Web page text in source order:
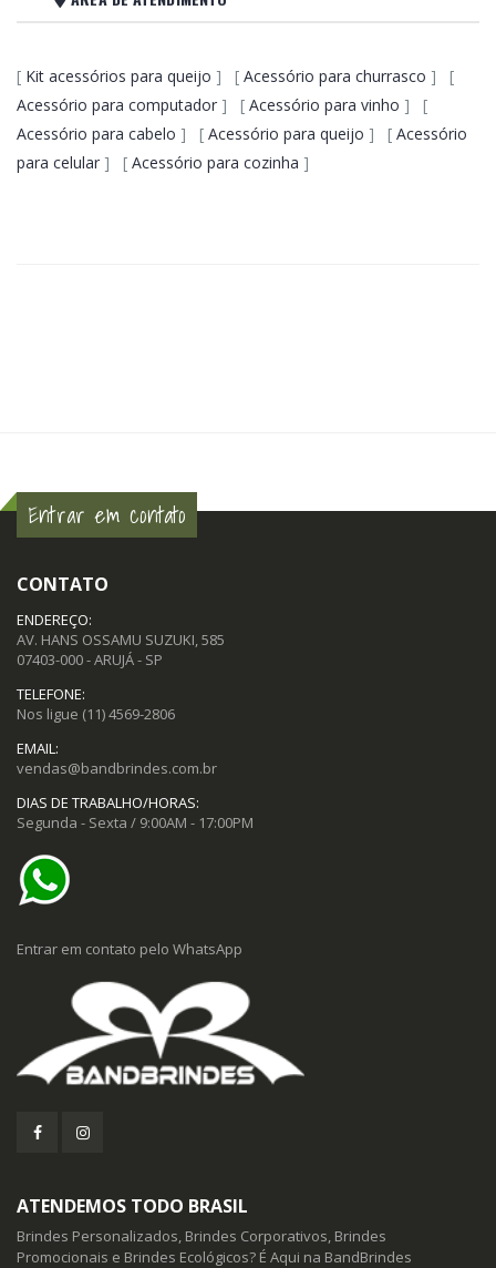
[ Kit acessórios para queijo ] [ Acessório para churrasco ] [
Acessório para computador ] [ Acessório para vinho ] [
Acessório para cabelo ] [ Acessório para queijo ] [ Acessório
para celular ] [ Acessório para cozinha ]
Entrar em contato
CONTATO
ENDEREÇO:
AV. HANS OSSAMU SUZUKI, 585
07403-000 - ARUJÁ - SP
TELEFONE:
Nos ligue (11) 4569-2806
EMAIL:
vendas@bandbrindes.com.br
DIAS DE TRABALHO/HORAS:
Segunda - Sexta / 9:00AM - 17:00PM
Entrar em contato pelo WhatsApp
ATENDEMOS TODO BRASIL
Brindes Personalizados, Brindes Corporativos, Brindes
Promocionais e Brindes Ecológicos? É Aqui na BandBrindes